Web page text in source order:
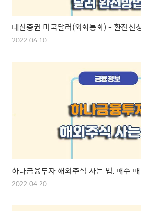
대신증권 미국달러(외화통화) - 환전신
2022.06.10
하나금융투자 해외주식 사는 법, 매수
2022.04.20